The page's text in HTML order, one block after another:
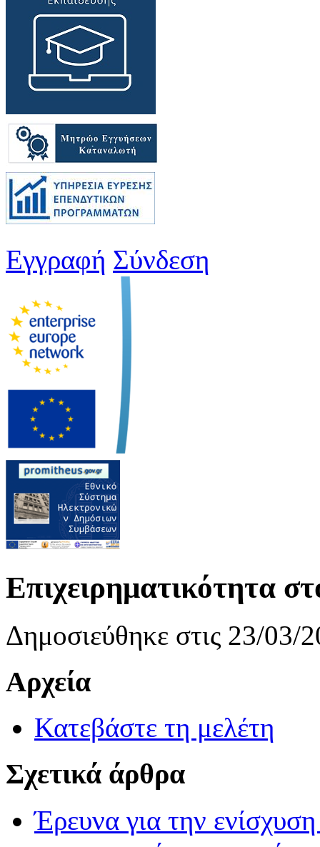
Εγγραφή Σύνδεση
Επιχειρηματικότητα
Δημοσιεύθηκε στις 23/03/
Αρχεία
Κατεβάστε τη μελέτη
Σχετικά άρθρα
Έρευνα για την